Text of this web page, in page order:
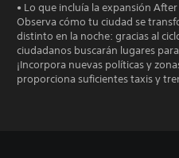
• Lo que incluía la expansión After
Observa cómo tu ciudad se
distinto en la noche: gracias al
ciudadanos buscarán lugares
¡Incorpora nuevas políticas y
proporciona suficientes taxis y